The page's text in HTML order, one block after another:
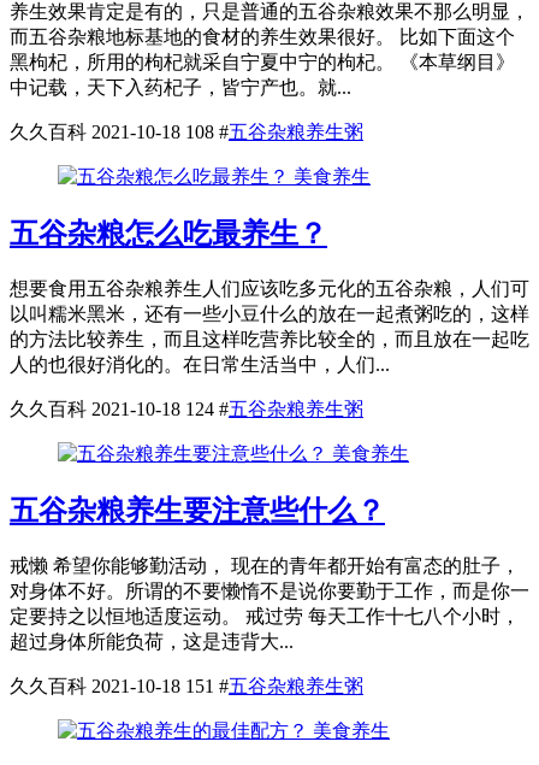
养生效果肯定是有的，只是普通的五谷杂粮效果不那么明显，
而五谷杂粮地标基地的食材的养生效果很好。 比如下面这个
黑枸杞，所用的枸杞就采自宁夏中宁的枸杞。 《本草纲目》
中记载，天下入药杞子，皆宁产也。就...
久久百科 2021-10-18 108 #五谷杂粮养生粥
美食养生
五谷杂粮怎么吃最养生？
想要食用五谷杂粮养生人们应该吃多元化的五谷杂粮，人们可
以叫糯米黑米，还有一些小豆什么的放在一起煮粥吃的，这样
的方法比较养生，而且这样吃营养比较全的，而且放在一起吃
人的也很好消化的。在日常生活当中，人们...
久久百科 2021-10-18 124 #五谷杂粮养生粥
美食养生
五谷杂粮养生要注意些什么？
戒懒 希望你能够勤活动， 现在的青年都开始有富态的肚子，
对身体不好。所谓的不要懒惰不是说你要勤于工作，而是你一
定要持之以恒地适度运动。 戒过劳 每天工作十七八个小时，
超过身体所能负荷，这是违背大...
久久百科 2021-10-18 151 #五谷杂粮养生粥
美食养生